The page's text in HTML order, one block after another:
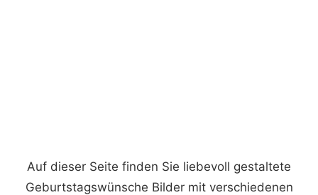
Auf dieser Seite finden Sie liebevoll gestaltete
Geburtstagswünsche Bilder mit verschiedenen